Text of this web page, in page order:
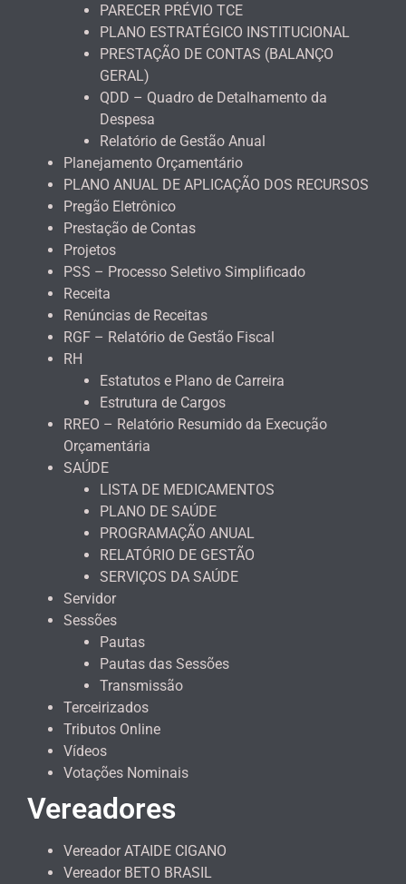
PARECER PRÉVIO TCE
PLANO ESTRATÉGICO INSTITUCIONAL
PRESTAÇÃO DE CONTAS (BALANÇO
GERAL)
QDD – Quadro de Detalhamento da
Despesa
Relatório de Gestão Anual
Planejamento Orçamentário
PLANO ANUAL DE APLICAÇÃO DOS RECURSOS
Pregão Eletrônico
Prestação de Contas
Projetos
PSS – Processo Seletivo Simplificado
Receita
Renúncias de Receitas
RGF – Relatório de Gestão Fiscal
RH
Estatutos e Plano de Carreira
Estrutura de Cargos
RREO – Relatório Resumido da Execução
Orçamentária
SAÚDE
LISTA DE MEDICAMENTOS
PLANO DE SAÚDE
PROGRAMAÇÃO ANUAL
RELATÓRIO DE GESTÃO
SERVIÇOS DA SAÚDE
Servidor
Sessões
Pautas
Pautas das Sessões
Transmissão
Terceirizados
Tributos Online
Vídeos
Votações Nominais
Vereadores
Vereador ATAIDE CIGANO
Vereador BETO BRASIL